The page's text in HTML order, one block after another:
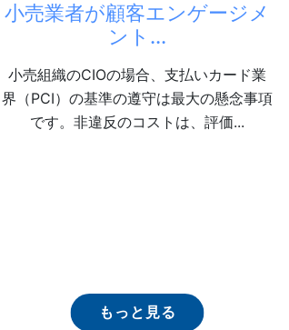
小売業者が顧客エンゲージメ
ント...
小売組織のCIOの場合、支払いカード業
界（PCI）の基準の遵守は最大の懸念事項
です。非違反のコストは、評価...
もっと見る